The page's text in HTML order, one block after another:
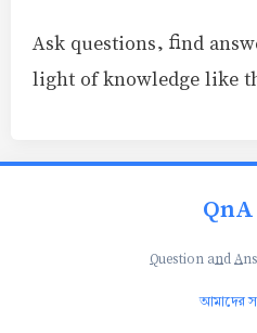
Ask questions, find
light of knowledge like
QnA
Question andA
আমাদের